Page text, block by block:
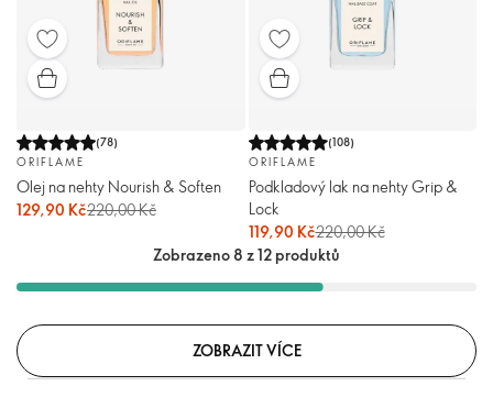
(78)
ORIFLAME
Olej na nehty Nourish & Soften
129,90 Kč220,00 Kč
(108)
ORIFLAME
Podkladový lak na nehty Grip &
Lock
119,90 Kč220,00 Kč
Zobrazeno 8 z 12 produktů
ZOBRAZIT VÍCE